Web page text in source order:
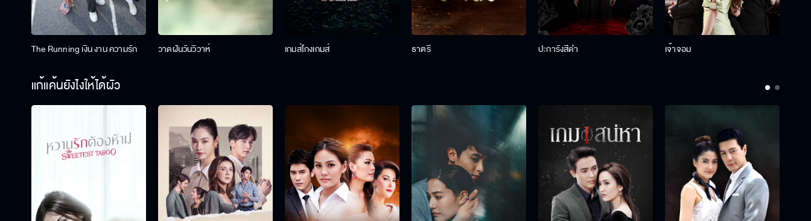
The Running เงิน งาน ความรัก วาดฝันวันวิวาห์ เกมส์โกงเกมส์ ธาตรี ปะการังสีดำ เจ้าจอม
แก้แค้นยังไงให้ได้ผัว